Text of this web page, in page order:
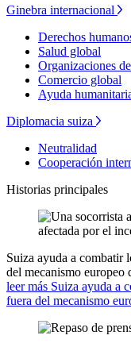
Ginebra internacional
Derechos
Salud global
Organizaciones
Comercio global
Ayuda
Diplomacia suiza
Neutralidad
Cooperación
Historias principales
Suiza ayuda a combatir
del mecanismo europeo
leer más Suiza ayuda a
fuera del mecanismo